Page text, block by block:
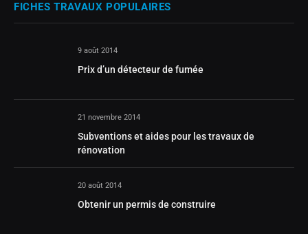
FICHES TRAVAUX POPULAIRES
9 août 2014
Prix d’un détecteur de fumée
21 novembre 2014
Subventions et aides pour les travaux de
rénovation
20 août 2014
Obtenir un permis de construire